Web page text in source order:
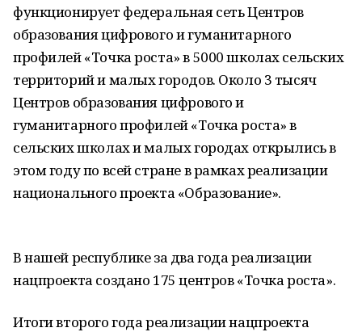
функционирует федеральная сеть Центров
образования цифрового и гуманитарного
профилей «Точка роста» в 5000 школах сельских
территорий и малых городов. Около 3 тысяч
Центров образования цифрового и
гуманитарного профилей «Точка роста» в
сельских школах и малых городах открылись в
этом году по всей стране в рамках реализации
национального проекта «Образование».
В нашей республике за два года реализации
нацпроекта создано 175 центров «Точка роста».
Итоги второго года реализации нацпроекта